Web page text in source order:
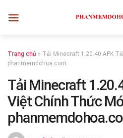
Trang chủ » Tải Minecraft 1.20.40 APK
phanmemdohoa.com
Tải Minecraft
Việt Chính Thức